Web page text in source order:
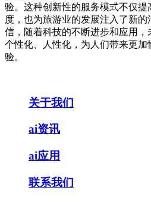
验。这种创新性的服务模式不仅
度，也为旅游业的发展注入了新
信，随着科技的不断进步和应用，
个性化、人性化，为人们带来更
验。
关于我们
ai资讯
ai应用
联系我们